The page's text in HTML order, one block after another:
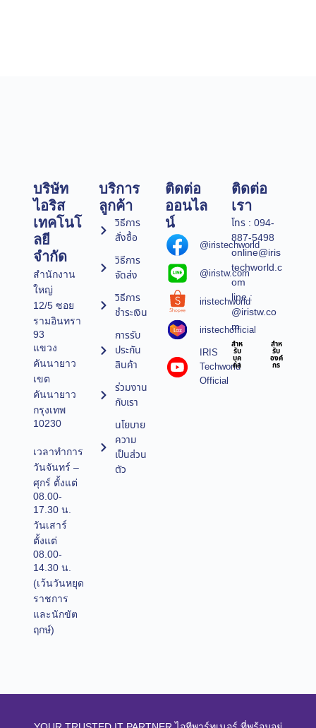
บริษัท
ไอริส
เทคโนโ
ลยี
จำกัด
สำนักงาน
ใหญ่
12/5 ซอย
รามอินทรา
93
แขวง
คันนายาว
เขต
คันนายาว
กรุงเทพ
10230
เวลาทำการ
วันจันทร์ –
ศุกร์ ตั้งแต่
08.00-
17.30 น.
วันเสาร์
ตั้งแต่
08.00-
14.30 น.
(เว้นวันหยุด
ราชการ
และนักขัต
ฤกษ์)
บริการ
ลูกค้า
วิธีการ
สั่งซื้อ
วิธีการ
จัดส่ง
วิธีการ
ชำระเงิน
การรับ
ประกัน
สินค้า
ร่วมงาน
กับเรา
นโยบาย
ความ
เป็นส่วน
ตัว
ติดต่อ
ออนไล
น์
@iristechworld
@iristw.com
iristechworld
iristechofficial
IRIS
Techworld
Official
ติดต่อ
เรา
โทร : 094-
887-5498
online@iris
techworld.c
om
line :
@iristw.co
m
สำห
รับ
บุค
คล
สำห
รับ
องค์
กร